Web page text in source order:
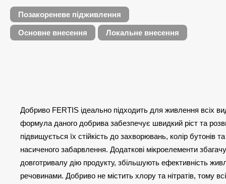
Позакореневе підживлення
Основне внесення Локальне внесення
Добриво FERTIS ідеально підходить для живлення всіх
формула даного добрива забезпечує швидкий ріст та
підвищується їх стійкість до захворювань, колір бутонів
насиченого забарвлення. Додаткові мікроелементи
довготривалу дію продукту, збільшують ефективність
речовинами. Добриво не містить хлору та нітратів, тому